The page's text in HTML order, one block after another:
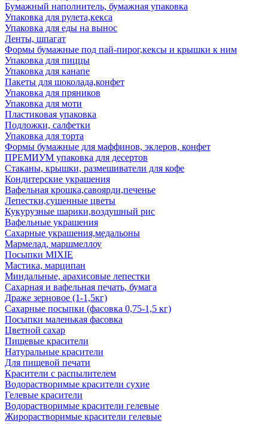
Бумажный наполнитель, бумажная упаковка
Упаковка для рулета,кекса
Упаковка для еды на вынос
Ленты, шпагат
Формы бумажные под пай-пирог,кексы и крышки к ним
Упаковка для пиццы
Упаковка для канапе
Пакеты для шоколада,конфет
Упаковка для пряников
Упаковка для моти
Пластиковая упаковка
Подложки, салфетки
Упаковка для торта
Формы бумажные для маффинов, эклеров, конфет
ПРЕМИУМ упаковка для десертов
Стаканы, крышки, размешиватели для кофе
Кондитерские украшения
Вафельная крошка,савоярди,печенье
Лепестки,сушенные цветы
Кукурузные шарики,воздушный рис
Вафельные украшения
Сахарные украшения,медальоны
Мармелад, маршмеллоу
Посыпки MIXIE
Мастика, марципан
Миндальные, арахисовые лепестки
Сахарная и вафельная печать, бумага
Драже зерновое (1-1,5кг)
Сахарные посыпки (фасовка 0,75-1,5 кг)
Посыпки маленькая фасовка
Цветной сахар
Пищевые красители
Натуральные красители
Для пищевой печати
Красители с распылителем
Водорастворимые красители сухие
Гелевые красители
Водорастворимые красители гелевые
Жирорастворимые красители гелевые